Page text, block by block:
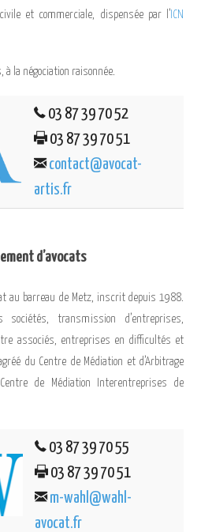
et commerciale, dispensée par l’ ICN
la négociation raisonnée.
03 87 39 70 52
03 87 39 70 51
contact@avocat-
artis.fr
d’avocats
au barreau de Metz, inscrit depuis 1988.
transmission d’entreprises,
associés, entreprises en difficultés et
du Centre de Médiation et d’Arbitrage
de Médiation Interentreprises de
03 87 39 70 55
03 87 39 70 51
m-wahl@wahl-
avocat.fr